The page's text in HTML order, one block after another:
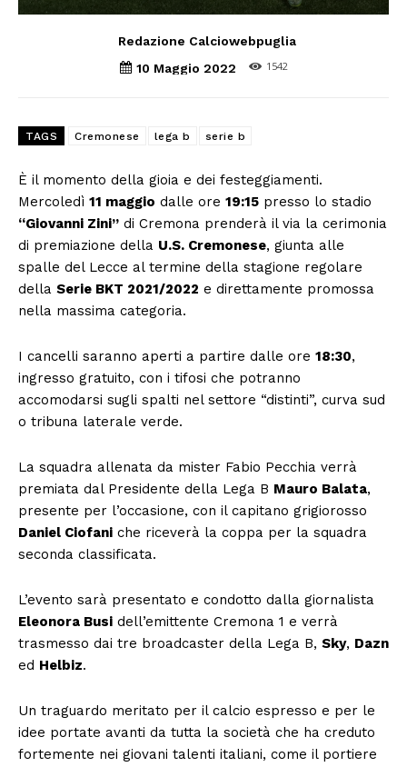
Redazione Calciowebpuglia
10 Maggio 2022
1542
TAGS Cremonese lega b serie b
È il momento della gioia e dei festeggiamenti.
Mercoledì 11 maggio dalle ore 19:15 presso lo stadio
“Giovanni Zini” di Cremona prenderà il via la cerimonia
di premiazione della U.S. Cremonese, giunta alle
spalle del Lecce al termine della stagione regolare
della Serie BKT 2021/2022 e direttamente promossa
nella massima categoria.
I cancelli saranno aperti a partire dalle ore 18:30,
ingresso gratuito, con i tifosi che potranno
accomodarsi sugli spalti nel settore “distinti”, curva sud
o tribuna laterale verde.
La squadra allenata da mister Fabio Pecchia verrà
premiata dal Presidente della Lega B Mauro Balata,
presente per l’occasione, con il capitano grigiorosso
Daniel Ciofani che riceverà la coppa per la squadra
seconda classificata.
L’evento sarà presentato e condotto dalla giornalista
Eleonora Busi dell’emittente Cremona 1 e verrà
trasmesso dai tre broadcaster della Lega B, Sky, Dazn
ed Helbiz.
Un traguardo meritato per il calcio espresso e per le
idee portate avanti da tutta la società che ha creduto
fortemente nei giovani talenti italiani, come il portiere